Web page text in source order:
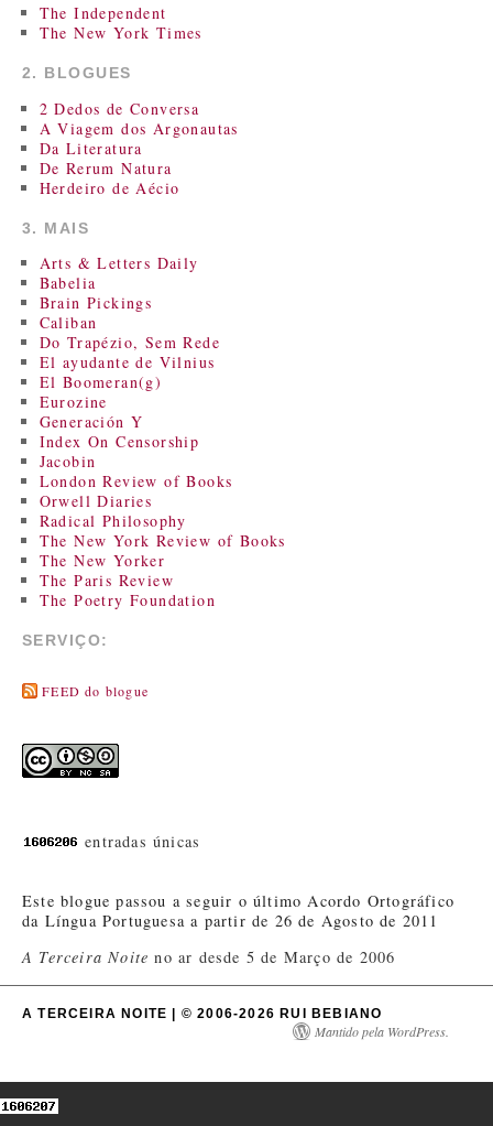
The Independent
The New York Times
2. BLOGUES
2 Dedos de Conversa
A Viagem dos Argonautas
Da Literatura
De Rerum Natura
Herdeiro de Aécio
3. MAIS
Arts & Letters Daily
Babelia
Brain Pickings
Caliban
Do Trapézio, Sem Rede
El ayudante de Vilnius
El Boomeran(g)
Eurozine
Generación Y
Index On Censorship
Jacobin
London Review of Books
Orwell Diaries
Radical Philosophy
The New York Review of Books
The New Yorker
The Paris Review
The Poetry Foundation
SERVIÇO:
FEED do blogue
entradas únicas
Este blogue passou a seguir o último Acordo Ortográfico
da Língua Portuguesa a partir de 26 de Agosto de 2011
A Terceira Noite no ar desde 5 de Março de 2006
A TERCEIRA NOITE | © 2006-2026 RUI BEBIANO
Mantido pela WordPress.